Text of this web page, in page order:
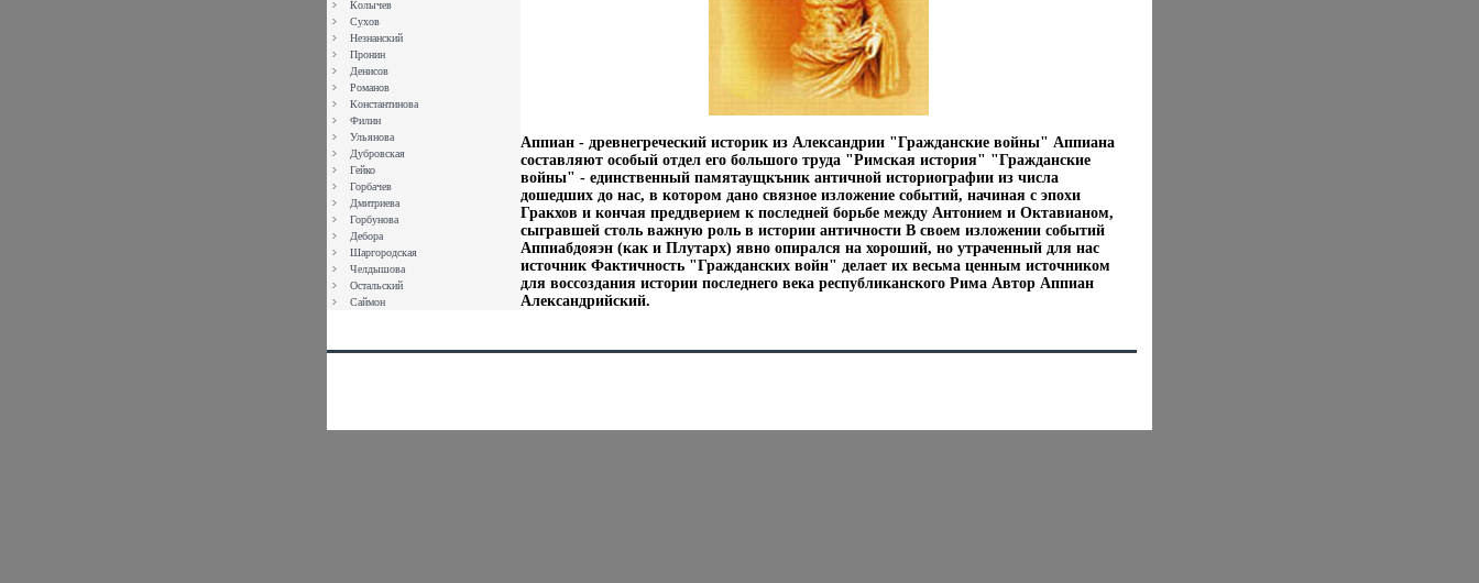
Колычев
Сухов
Незнанский
Пронин
Денисов
Романов
Константинова
Филин
Ульянова
Дубровская
Гейко
Горбачев
Дмитриева
Горбунова
Дебора
Шаргородская
Челдышова
Остальский
Саймон
Аппиан - древнегреческий историк из Александрии "Гражданские войны" Аппиана
составляют особый отдел его большого труда "Римская история" "Гражданские
войны" - единственный памятаущкъник античной историографии из числа
дошедших до нас, в котором дано связное изложение событий, начиная с эпохи
Гракхов и кончая преддверием к последней борьбе между Антонием и Октавианом,
сыгравшей столь важную роль в истории античности В своем изложении событий
Аппиабдояэн (как и Плутарх) явно опирался на хороший, но утраченный для нас
источник Фактичность "Гражданских войн" делает их весьма ценным источником
для воссоздания истории последнего века республиканского Рима Автор Аппиан
Александрийский.